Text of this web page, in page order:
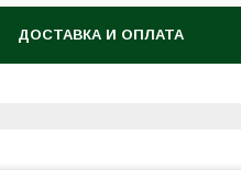
ДОСТАВКА И ОПЛАТА